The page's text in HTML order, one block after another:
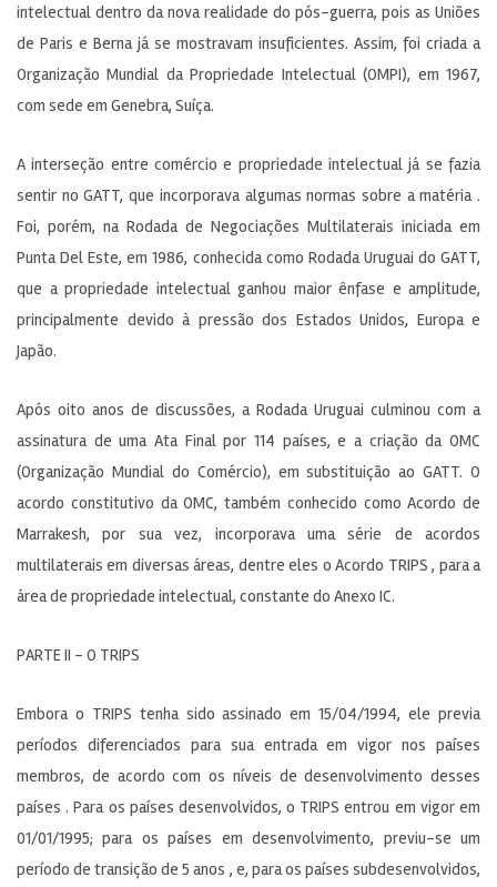
intelectual dentro da nova realidade do pós-guerra, pois as Uniões
de Paris e Berna já se mostravam insuficientes. Assim, foi criada a
Organização Mundial da Propriedade Intelectual (OMPI), em 1967,
com sede em Genebra, Suíça.
A interseção entre comércio e propriedade intelectual já se fazia
sentir no GATT, que incorporava algumas normas sobre a matéria .
Foi, porém, na Rodada de Negociações Multilaterais iniciada em
Punta Del Este, em 1986, conhecida como Rodada Uruguai do GATT,
que a propriedade intelectual ganhou maior ênfase e amplitude,
principalmente devido à pressão dos Estados Unidos, Europa e
Japão.
Após oito anos de discussões, a Rodada Uruguai culminou com a
assinatura de uma Ata Final por 114 países, e a criação da OMC
(Organização Mundial do Comércio), em substituição ao GATT. O
acordo constitutivo da OMC, também conhecido como Acordo de
Marrakesh, por sua vez, incorporava uma série de acordos
multilaterais em diversas áreas, dentre eles o Acordo TRIPS , para a
área de propriedade intelectual, constante do Anexo IC.
PARTE II – O TRIPS
Embora o TRIPS tenha sido assinado em 15/04/1994, ele previa
períodos diferenciados para sua entrada em vigor nos países
membros, de acordo com os níveis de desenvolvimento desses
países . Para os países desenvolvidos, o TRIPS entrou em vigor em
01/01/1995; para os países em desenvolvimento, previu-se um
período de transição de 5 anos , e, para os países subdesenvolvidos,